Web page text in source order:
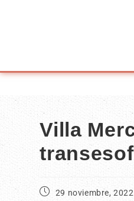
Villa
29 noviembre, 2022